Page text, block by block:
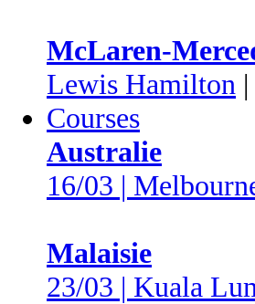
McLaren-
Lewis Hamilton |
Courses
Australie
16/03 |
Malaisie
23/03 | Kuala